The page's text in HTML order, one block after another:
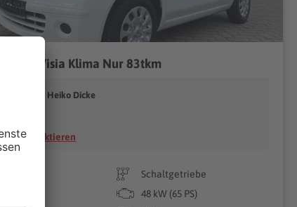
Micra Visia Klima Nur 83tkm
Automobile Heiko Dicke
kontaktieren
Schaltgetriebe
48 kW (65 PS)